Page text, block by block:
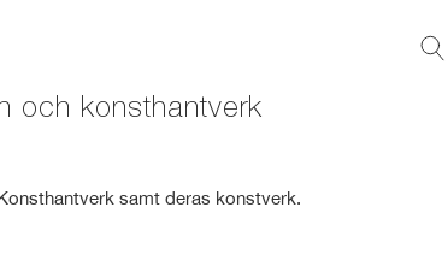
och konsthantverk
samt deras konstverk.